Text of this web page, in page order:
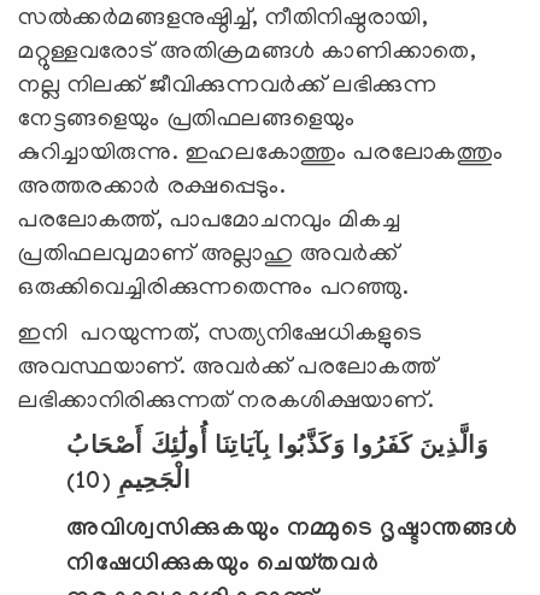
സല്‍ക്കര്‍മങ്ങളനുഷ്ഠിച്ച്, നീതിനിഷ്ഠരായി,
മറ്റുള്ളവരോട് അതിക്രമങ്ങള്‍ കാണിക്കാതെ,
നല്ല നിലക്ക് ജീവിക്കുന്നവര്‍ക്ക് ലഭിക്കുന്ന
നേട്ടങ്ങളെയും പ്രതിഫലങ്ങളെയും
കുറിച്ചായിരുന്നു. ഇഹലകോത്തും പരലോകത്തും
അത്തരക്കാര്‍ രക്ഷപ്പെടും.
പരലോകത്ത്, പാപമോചനവും മികച്ച
പ്രതിഫലവുമാണ്‌ അല്ലാഹു അവര്‍ക്ക്‌
ഒരുക്കിവെച്ചിരിക്കുന്നതെന്നും പറഞ്ഞു.
ഇനി പറയുന്നത്, സത്യനിഷേധികളുടെ
അവസ്ഥയാണ്. അവര്‍ക്ക് പരലോകത്ത്
ലഭിക്കാനിരിക്കുന്നത് നരകശിക്ഷയാണ്.
وَالَّذِينَ كَفَرُوا وَكَذَّبُوا بِآيَاتِنَا أُولَٰئِكَ أَصْحَابُ
الْجَحِيمِ (10)
അവിശ്വസിക്കുകയും നമ്മുടെ ദൃഷ്ടാന്തങ്ങള്‍
നിഷേധിക്കുകയും ചെയ്തവര്‍